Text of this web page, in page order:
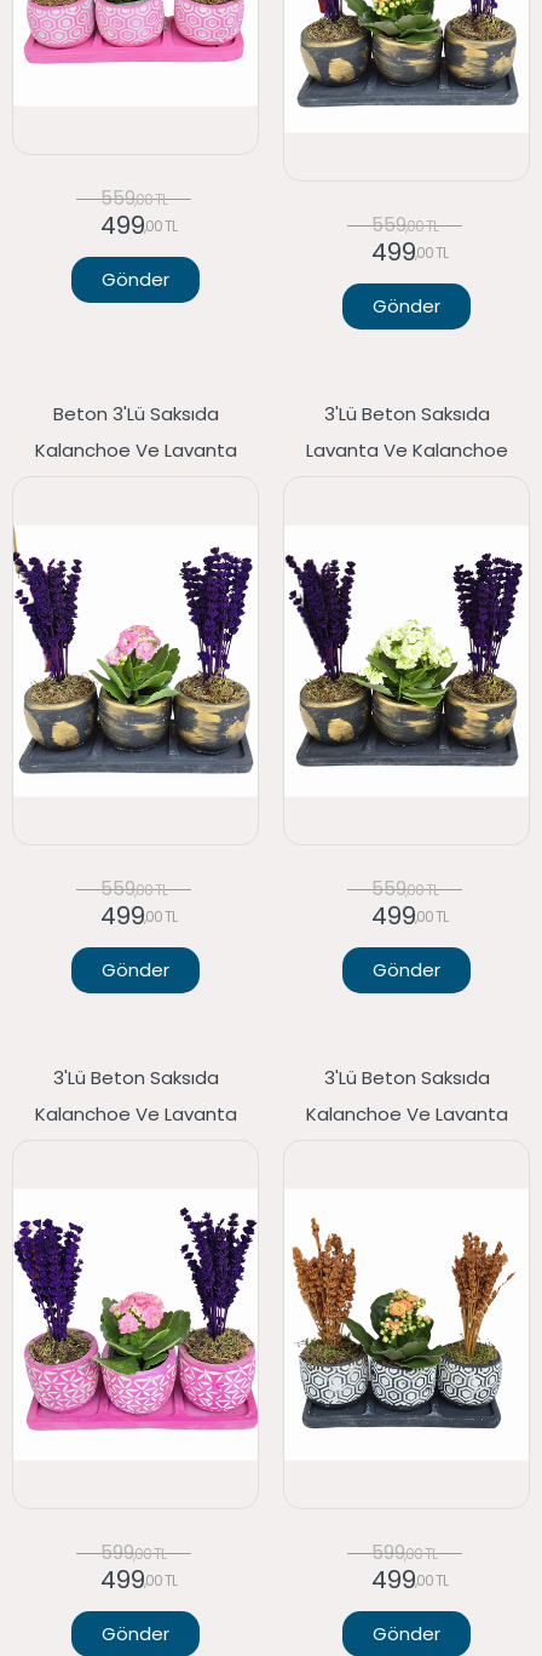
559,00 TL
499,00 TL
Gönder
559,00 TL
499,00 TL
Gönder
Beton 3'lü Saksıda
Kalanchoe Ve Lavanta
559,00 TL
499,00 TL
Gönder
3'lü Beton Saksıda
Lavanta Ve Kalanchoe
559,00 TL
499,00 TL
Gönder
3'lü Beton Saksıda
Kalanchoe Ve Lavanta
599,00 TL
499,00 TL
Gönder
3'lü Beton Saksıda
Kalanchoe Ve Lavanta
599,00 TL
499,00 TL
Gönder